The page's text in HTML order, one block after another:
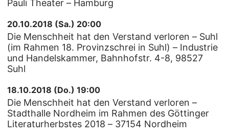
Pauli Theater – Hamburg
20.10.2018 (Sa.) 20:00
Die Menschheit hat den Verstand verloren – Suhl
(im Rahmen 18. Provinzschrei in Suhl) – Industrie
und Handelskammer, Bahnhofstr. 4-8, 98527
Suhl
18.10.2018 (Do.) 19:00
Die Menschheit hat den Verstand verloren –
Stadthalle Nordheim im Rahmen des Göttinger
Literaturherbstes 2018 – 37154 Nordheim